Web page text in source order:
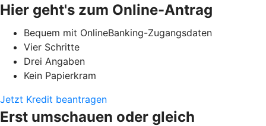
Hier geht's zum Online-Antrag
Bequem mit OnlineBanking-Zugangsdaten
Vier Schritte
Drei Angaben
Kein Papierkram
Jetzt Kredit beantragen
Erst umschauen oder gleich